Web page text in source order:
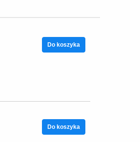
Do koszyka
Do koszyka